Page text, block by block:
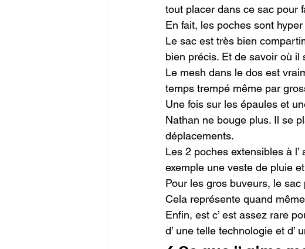
tout placer dans ce sac pour
En fait, les poches sont
Le sac est très bien
bien précis. Et de savoir où il
Le mesh dans le dos est
temps trempé même par
Une fois sur les épaules et
Nathan ne bouge plus. Il se
déplacements.
Les 2 poches extensibles à
exemple une veste de pluie
Pour les gros buveurs, le sac
Cela représente quand
Enfin, est c’ est assez rare
d’ une telle technologie et d’